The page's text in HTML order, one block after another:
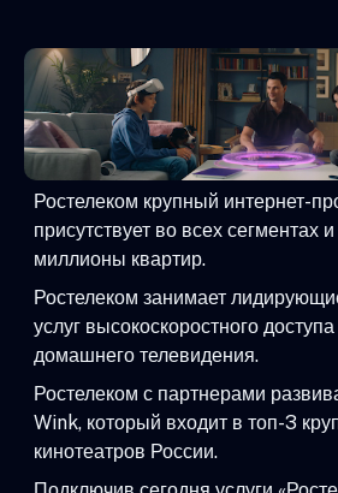
Ростелеком крупный интернет-
присутствует во всех сегментах
миллионы квартир.
Ростелеком занимает
услуг высокоскоростного
домашнего телевидения.
Ростелеком с партнерами
Wink, который входит в топ-3
кинотеатров России.